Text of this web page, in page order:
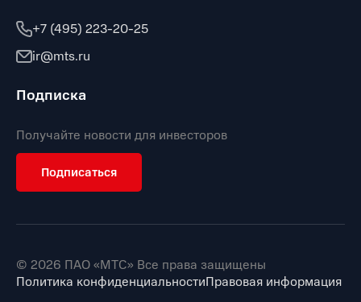
+7 (495) 223-20-25
ir@mts.ru
Подписка
Получайте новости для инвесторов
Подписаться
© 2026 ПАО «МТС» Все права защищены
Политика конфиденциальностиПравовая информация